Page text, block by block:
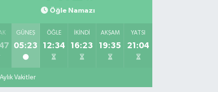
Öğle Namazı
GÜNEŞ
05:23
ÖĞLE
12:34
İKINDI
16:23
AKŞAM
19:35
YATSI
21:04
Aylık Vakitler